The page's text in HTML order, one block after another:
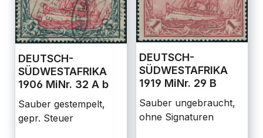
DEUTSCH-
SÜDWESTAFRIKA
1906 MiNr. 32 A b
Sauber gestempelt,
gepr. Steuer
DEUTSCH-
SÜDWESTAFRIKA
1919 MiNr. 29 B
Sauber ungebraucht,
ohne Signaturen